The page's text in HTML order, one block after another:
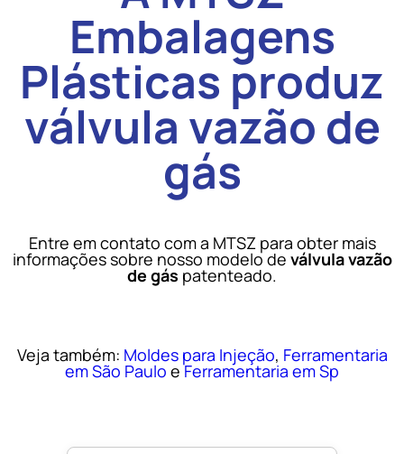
Embalagens
Plásticas produz
válvula vazão de
gás
Entre em contato com a MTSZ para obter mais
informações sobre nosso modelo de válvula vazão
de gás patenteado.
Veja também: Moldes para Injeção, Ferramentaria
em São Paulo eFerramentaria em Sp